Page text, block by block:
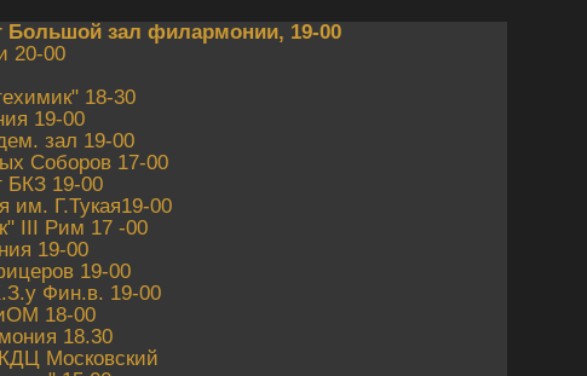
Большой зал филармонии, 19-00
20-00
18-30
19-00
зал 19-00
Соборов 17-00
БКЗ 19-00
им. Г.Тукая19-00
III Рим 17 -00
19-00
19-00
Фин.в. 19-00
18-00
18.30
Московский